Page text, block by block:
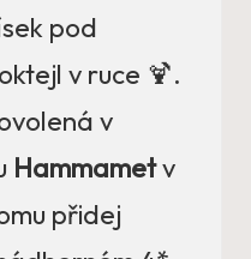
pod
v ruce 🍹.
v
Hammametv
přidej